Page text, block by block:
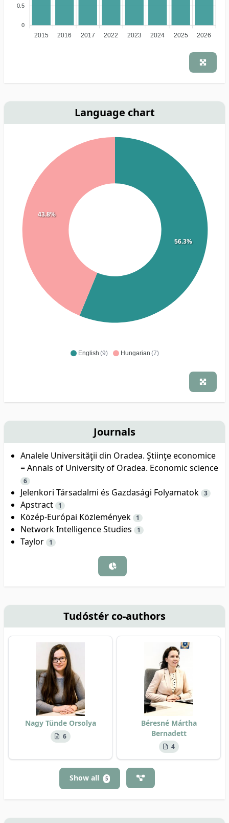
0.5
0
2015 2016 2017 2022 2023 2024 2025 2026
Language chart
English (9) Hungarian (7)
56.3%
43.8%
Journals
Analele Universităţii din Oradea. Ştiinţe economice
= Annals of University of Oradea. Economic science
6
Jelenkori Társadalmi és Gazdasági Folyamatok 3
Apstract 1
Közép-Európai Közlemények 1
Network Intelligence Studies 1
Taylor 1
Tudóstér co-authors
Nagy Tünde Orsolya
6
Béresné Mártha
Bernadett
4
Show all 5